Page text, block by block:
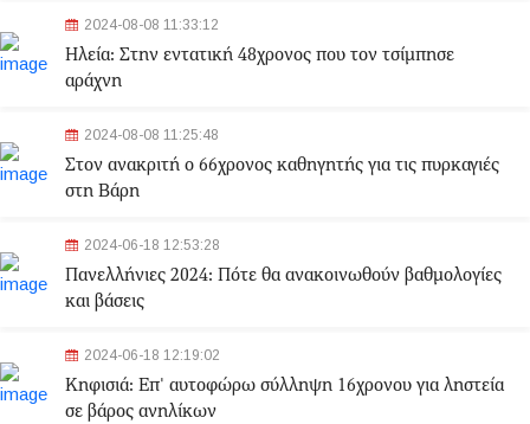
2024-08-08 11:33:12
Ηλεία: Στην εντατική 48χρονος που τον τσίμπησε
αράχνη
2024-08-08 11:25:48
Στον ανακριτή ο 66χρονος καθηγητής για τις πυρκαγιές
στη Βάρη
2024-06-18 12:53:28
Πανελλήνιες 2024: Πότε θα ανακοινωθούν βαθμολογίες
και βάσεις
2024-06-18 12:19:02
Κηφισιά: Eπ' αυτοφώρω σύλληψη 16χρονου για ληστεία
σε βάρος ανηλίκων